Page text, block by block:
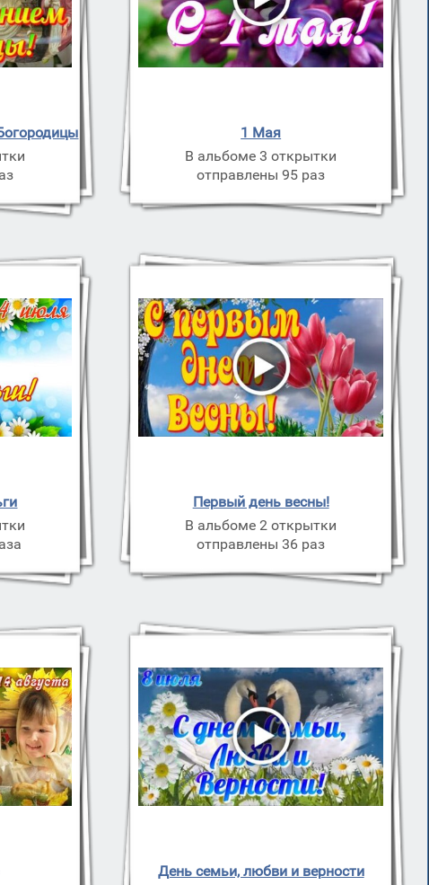
1 Мая
В альбоме 3 открытки
отправлены 95 раз
Первый день весны!
В альбоме 2 открытки
отправлены 36 раз
День семьи, любви и верности